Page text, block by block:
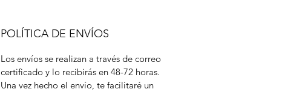
POLÍTICA DE ENVÍOS
Los envíos se realizan a través de correo
certificado y lo recibirás en 48-72 horas.
Una vez hecho el envío, te facilitaré un